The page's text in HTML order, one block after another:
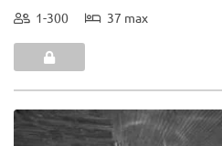
1-300 37 max